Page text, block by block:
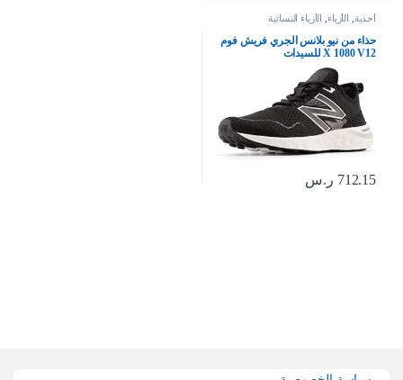
أحذية الأزياء الأزياء النسائية
حذاء من نيو بلانس الجري فريش فوم
X 1080 V12 للسيدات
712.15 ر.س